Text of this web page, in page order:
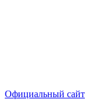
Официальный сайт